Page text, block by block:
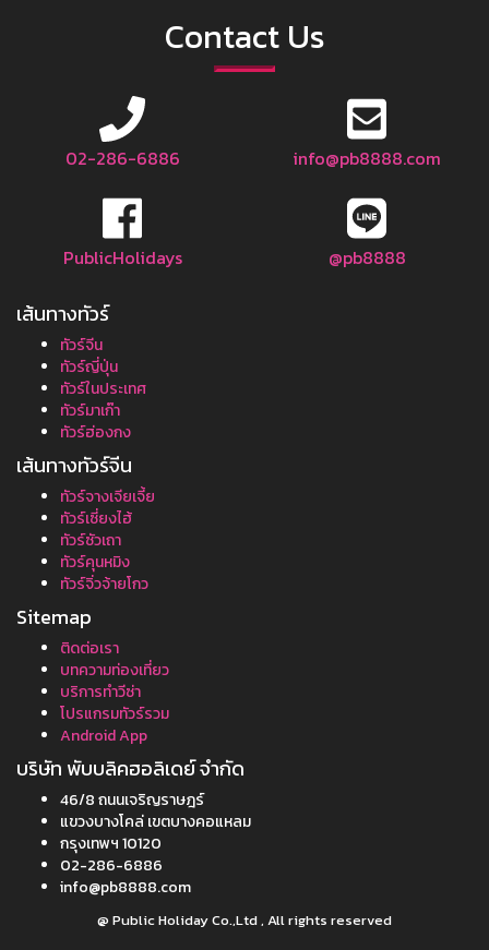
Contact Us
02-286-6886 info@pb8888.com
PublicHolidays @pb8888
เส้นทางทัวร์
ทัวร์จีน
ทัวร์ญี่ปุ่น
ทัวร์ในประเทศ
ทัวร์มาเก๊า
ทัวร์ฮ่องกง
เส้นทางทัวร์จีน
ทัวร์จางเจียเจี้ย
ทัวร์เซี่ยงไฮ้
ทัวร์ซัวเถา
ทัวร์คุนหมิง
ทัวร์จิ่วจ้ายโกว
Sitemap
ติดต่อเรา
บทความท่องเที่ยว
บริการทำวีซ่า
โปรแกรมทัวร์รวม
Android App
บริษัท พับบลิคฮอลิเดย์ จำกัด
46/8 ถนนเจริญราษฎร์
แขวงบางโคล่ เขตบางคอแหลม
กรุงเทพฯ 10120
02-286-6886
info@pb8888.com
@ Public Holiday Co.,Ltd , All rights reserved